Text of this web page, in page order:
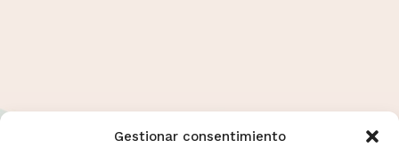
Gestionar consentimiento